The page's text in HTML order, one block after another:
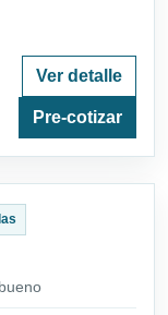
Ver detalle
Pre-cotizar